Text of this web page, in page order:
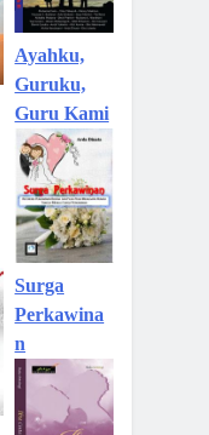
Ayahku,
Guruku,
Guru Kami
Surga
Perkawina
n